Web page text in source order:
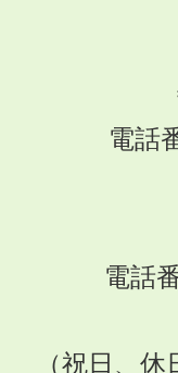
電話
電話
（祝日、